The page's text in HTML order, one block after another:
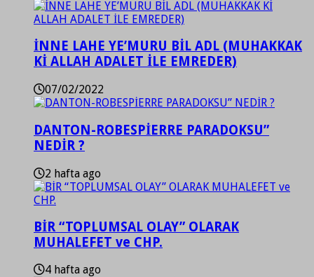
İNNE LAHE YE’MURU BİL ADL (MUHAKKAK
Kİ ALLAH ADALET İLE EMREDER)
07/02/2022
DANTON-ROBESPİERRE PARADOKSU”
NEDİR ?
2 hafta ago
BİR “TOPLUMSAL OLAY” OLARAK
MUHALEFET ve CHP.
4 hafta ago